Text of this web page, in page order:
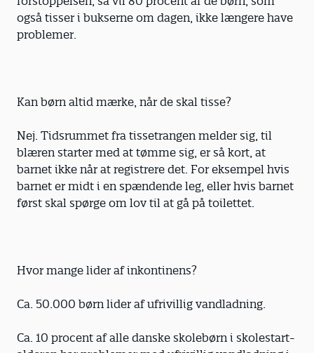
også tisser i bukserne om dagen, ikke længere have
problemer.
Kan børn altid mærke, når de skal tisse?
Nej. Tidsrummet fra tissetrangen melder sig, til
blæren starter med at tømme sig, er så kort, at
barnet ikke når at registrere det. For eksempel hvis
barnet er midt i en spændende leg, eller hvis barnet
først skal spørge om lov til at gå på toilettet.
Hvor mange lider af inkontinens?
Ca. 50.000 børn lider af ufrivillig vandladning.
Ca. 10 procent af alle danske skolebørn i skolestart-